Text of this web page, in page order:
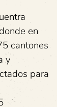
en
cantones
y
para